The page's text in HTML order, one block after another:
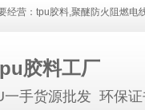
经营： tpu胶料,聚醚防火阻燃电
胶料工厂
手货源批发 环保证